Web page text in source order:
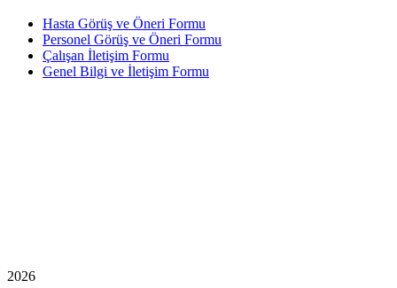
Hasta Görüş ve Öneri Formu
Personel Görüş ve Öneri Formu
Çalışan İletişim Formu
Genel Bilgi ve İletişim Formu
2026